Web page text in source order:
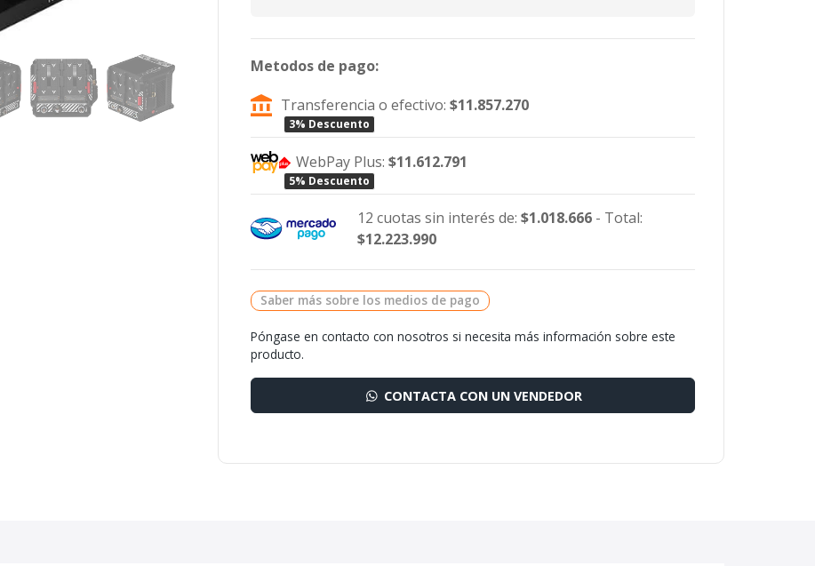
Metodos de pago:
Transferencia o efectivo:$11.857.270
3% Descuento
WebPay Plus:$11.612.791
5% Descuento
12 cuotas sin interés de: $1.018.666- Total:
$12.223.990
Saber más sobre los medios de pago
Póngase en contacto con nosotros si necesita más información sobre este
producto.
CONTACTA CON UN VENDEDOR